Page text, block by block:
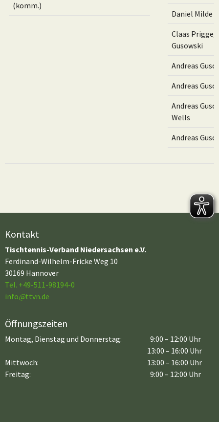
(komm.)
Daniel Milde
Claas Prigge/
Gusowski
Andreas
Andreas
Andreas
Wells
Andreas
Kontakt
Tischtennis-Verband Niedersachsen e.V.
Ferdinand-Wilhelm-Fricke Weg 10
30169 Hannover
Tel. +49-511-98194-0
info@ttvn.de
Öffnungszeiten
Montag, Dienstag und Donnerstag:
9:00 – 12:00 Uhr
13:00 – 16:00 Uhr
Mittwoch:
Freitag:
13:00 – 16:00 Uhr
9:00 – 12:00 Uhr